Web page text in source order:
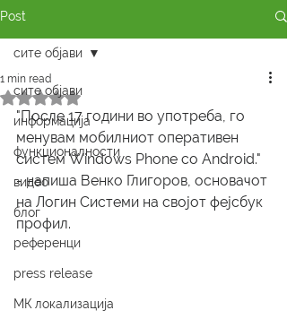
Post
сите објави
информација
функционалности
видео
блог
референци
press release
МК локализација
сите објави
1 min read
Rated NaN out of 5 stars.
"После 17 години во употреба, го
менувам мобилниот оперативен
систем Windows Phone со Android."
- напиша Венко Глигоров, основачот
на Логин Системи на својот фејсбук
профил.